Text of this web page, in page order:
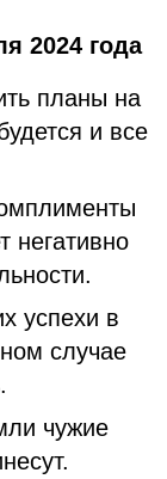
2024 года
планы на
и все
негативно
успехи в
случае
чужие